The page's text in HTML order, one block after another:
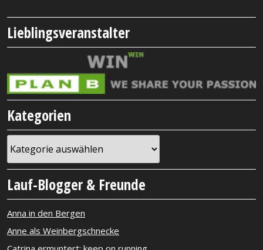
Lieblingsveranstalter
Kategorien
Lauf-Blogger & Freunde
Anna in den Bergen
Anne als Weinbergschnecke